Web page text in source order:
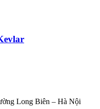
Long Biên – Hà Nội